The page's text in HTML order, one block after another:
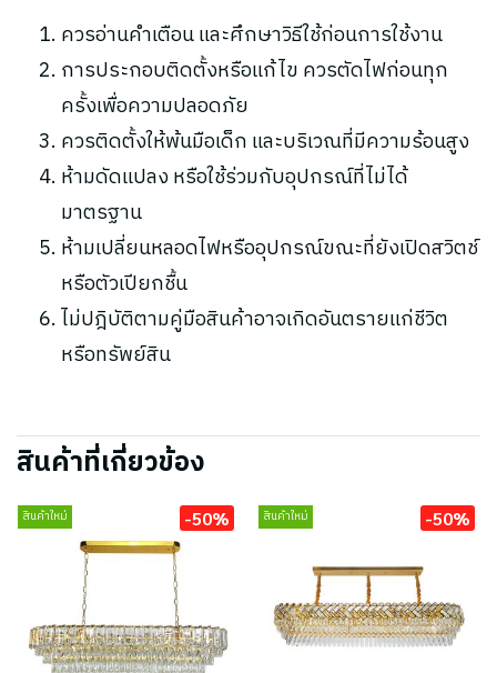
ควรอ่านคำเตือน และศึกษาวิธีใช้ก่อนการใช้งาน
การประกอบติดตั้งหรือแก้ไข ควรตัดไฟก่อนทุก
ครั้งเพื่อความปลอดภัย
ควรติดตั้งให้พ้นมือเด็ก และบริเวณที่มีความร้อนสูง
ห้ามดัดแปลง หรือใช้ร่วมกับอุปกรณ์ที่ไม่ได้
มาตรฐาน
ห้ามเปลี่ยนหลอดไฟหรืออุปกรณ์ขณะที่ยังเปิดสวิตช์
หรือตัวเปียกชื้น
ไม่ปฎิบัติตามคู่มือสินค้าอาจเกิดอันตรายแก่ชีวิต
หรือทรัพย์สิน
สินค้าที่เกี่ยวข้อง
สินค้าใหม่ -50% สินค้าใหม่ -50%